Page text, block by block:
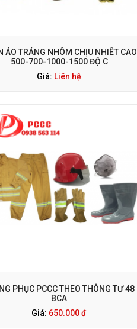
ÁO TRÁNG NHÔM CHỊU NHIÊT CAO
500-700-1000-1500 ĐỘ C
Giá: Liên hệ
PHỤC PCCC THEO THÔNG TƯ 48
BCA
Giá: 650.000 đ